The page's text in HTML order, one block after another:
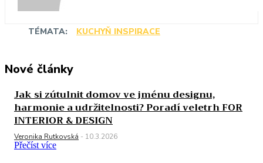
TÉMATA: KUCHYŇ INSPIRACE
Nové články
Jak si zútulnit domov ve jménu designu,
harmonie a udržitelnosti? Poradí veletrh FOR
INTERIOR & DESIGN
Veronika Rutkovská - 10.3.2026
Přečíst více